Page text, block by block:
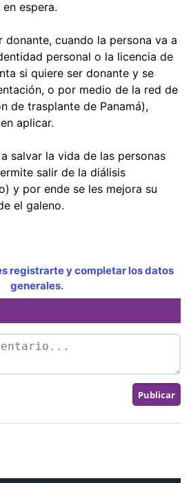
espera.
donante, cuando la persona va a
personal o la licencia de
si quiere ser donante y se
o por medio de la red de
de trasplante de Panamá),
aplicar.
salvar la vida de las personas
salir de la diálisis
y por ende se les mejora su
el galeno.
registrarte y completar los datos
generales.